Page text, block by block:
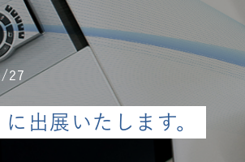
27
出展いたします。